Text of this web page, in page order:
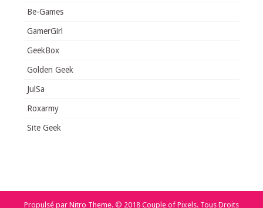
Be-Games
GamerGirl
GeekBox
Golden Geek
JulSa
Roxarmy
Site Geek
Propulsé par Nitro Theme. © 2018 Couple of Pixels. Tous Droits